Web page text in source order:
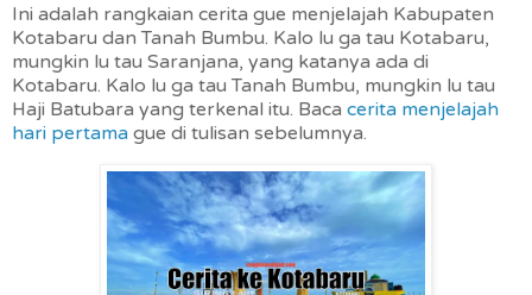
Ini adalah rangkaian cerita gue menjelajah Kabupaten
Kotabaru dan Tanah Bumbu. Kalo lu ga tau Kotabaru,
mungkin lu tau Saranjana, yang katanya ada di
Kotabaru. Kalo lu ga tau Tanah Bumbu, mungkin lu tau
Haji Batubara yang terkenal itu. Baca cerita menjelajah
hari pertama gue di tulisan sebelumnya.